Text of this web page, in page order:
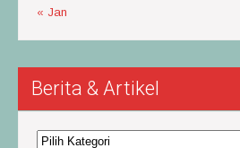
« Jan
Berita & Artikel
Berita